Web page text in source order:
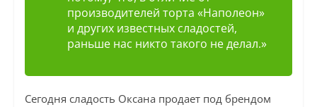
производителей торта «Наполеон»
и других известных сладостей,
раньше нас никто такого не делал.»
Сегодня сладость Оксана продает под брендом